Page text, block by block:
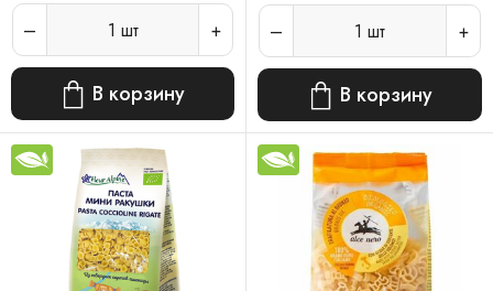
1 шт
В корзину
1 шт
В корзину